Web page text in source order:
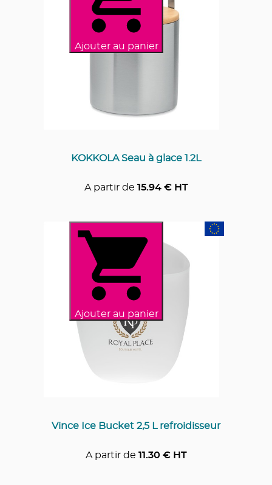
Ajouter au panier
KOKKOLA Seau à glace 1.2L
A partir de 15.94€ HT
Ajouter au panier
Vince Ice Bucket 2,5 L refroidisseur
A partir de 11.30 € HT